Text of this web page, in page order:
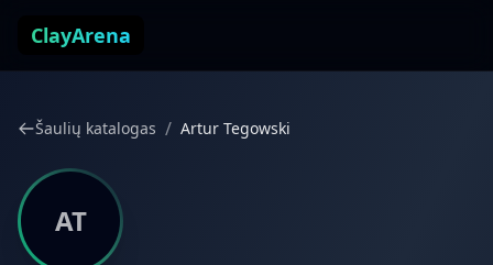
ClayArena
Šaulių katalogas / Artur Tegowski
AT